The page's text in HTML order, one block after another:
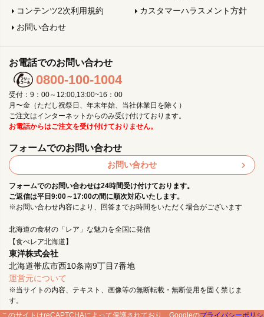
コンテンツ2次利用規約
カスタマーハラスメント方針
お問い合わせ
北海道の食材の「レア」な魅力を全国に発信
【食べレア北海道】
東洋株式会社
北海道帯広市西10条南9丁目7番地
運営元について
※当サイトの内容、テキスト、画像等の無断転載・無断使用を固く禁じま
す。
お電話でのお問い合わせ
0800-100-1004
受付：9：00～12:00,13:00~16：00
月〜金（ただし祝祭日、年末年始、当社休業日を除く）
ご注文はインターネットからのみ受け付けております。
お電話からはご注文を受け付けておりません。
フォームでのお問い合わせ
お問い合わせ
フォームでのお問い合わせは24時間受け付けております。
ご返信は平日9:00～17:00の間に順次対応いたします。
※お問い合わせ内容により、回答までお時間をいただく場合がございます
このサイトはreCAPTCHAによって保護されており、Googleのプライバシーポリシ